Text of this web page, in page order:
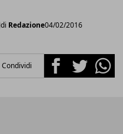
di Redazione04/02/2016
Condividi FacebookTwitter